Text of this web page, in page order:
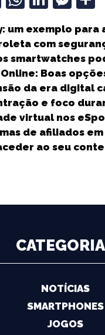
ai
l
a
ts
A
p
p
k
e
dI
n
ss
e
n
g
e
r
r
um exemplo
com
smartwatches
Online: Boas
da era digital
e foco
virtual nos
de afiliados
ao seu
NOTÍCIAS
SMARTPHONES
JOGOS